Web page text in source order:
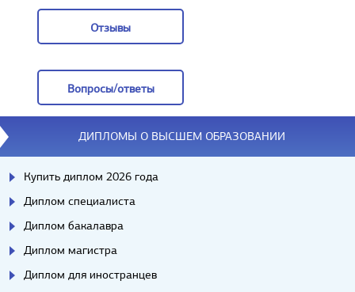
Отзывы
Вопросы/ответы
Вопросы/ответы
ДИПЛОМЫ О ВЫСШЕМ ОБРАЗОВАНИИ
Купить диплом 2026 года
Диплом специалиста
Диплом бакалавра
Диплом магистра
Диплом для иностранцев